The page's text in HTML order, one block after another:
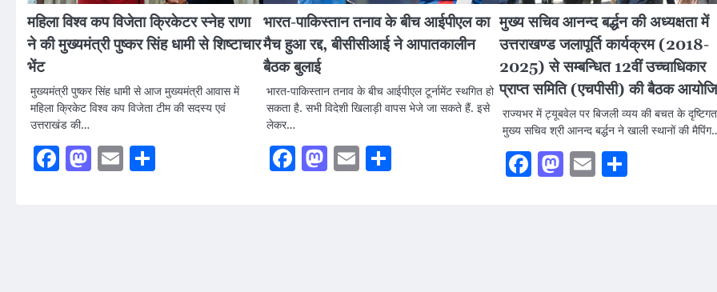
महिला विश्व कप विजेता क्रिकेटर स्नेह राणा
ने की मुख्यमंत्री पुष्कर सिंह धामी से शिष्टाचार
भेंट
मुख्यमंत्री पुष्कर सिंह धामी से आज मुख्यमंत्री आवास में
महिला क्रिकेट विश्व कप विजेता टीम की सदस्य एवं
उत्तराखंड की…
Facebook
Mastodon
Email
भारत-पाकिस्तान तनाव के बीच आईपीएल का
मैच हुआ रद्द, बीसीसीआई ने आपातकालीन
बैठक बुलाई
भारत-पाकिस्तान तनाव के बीच आईपीएल टूर्नामेंट स्थगित हो
सकता है. सभी विदेशी खिलाड़ी वापस भेजे जा सकते हैं. इसे
लेकर…
Facebook
Mastodon
Email
मुख्य सचिव आनन्द बर्द्धन की अध्यक्षता में
उत्तराखण्ड जलापूर्ति कार्यक्रम (2018-
2025) से सम्बन्धित 12वीं उच्चाधिकार
प्राप्त समिति (एचपीसी) की बैठक
राज्यभर में ट्यूबवेल पर बिजली व्यय की बचत के दृष्टिगत
मुख्य सचिव श्री आनन्द बर्द्धन ने खाली स्थानों की
Facebook
Mastodon
Email